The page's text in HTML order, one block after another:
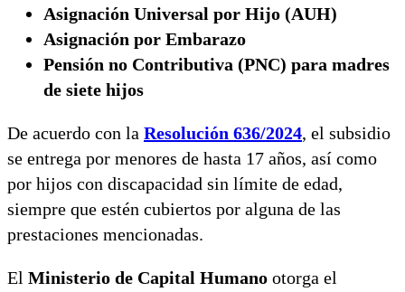
Asignación Universal por Hijo (AUH)
Asignación por Embarazo
Pensión no Contributiva (PNC) para madres
de siete hijos
De acuerdo con la Resolución 636/2024, el subsidio
se entrega por menores de hasta 17 años, así como
por hijos con discapacidad sin límite de edad,
siempre que estén cubiertos por alguna de las
prestaciones mencionadas.
El Ministerio de Capital Humano otorga el